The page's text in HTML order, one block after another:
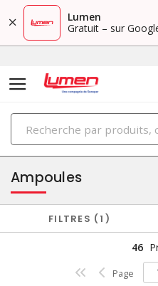
Lumen
Gratuit – sur
éclairage
Ampoules
FILTRES 1
46
Page